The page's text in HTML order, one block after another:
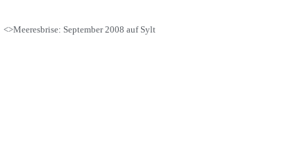
<>Meeresbrise: September 2008 auf Sylt